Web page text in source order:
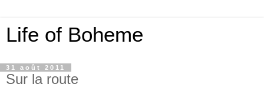
Life of Boheme
31 août 2011
Sur la route